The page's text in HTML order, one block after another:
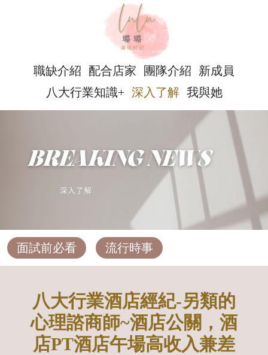
職缺介紹 配合店家 團隊介紹
新成員
八大行業知識+ 深入了解 我與她
面試前必看 流行時事
八大行業酒店經紀-另類的
心理諮商師~酒店公關，酒
店PT酒店午場高收入兼差